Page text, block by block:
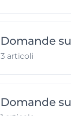
Domande
3 articoli
Domande